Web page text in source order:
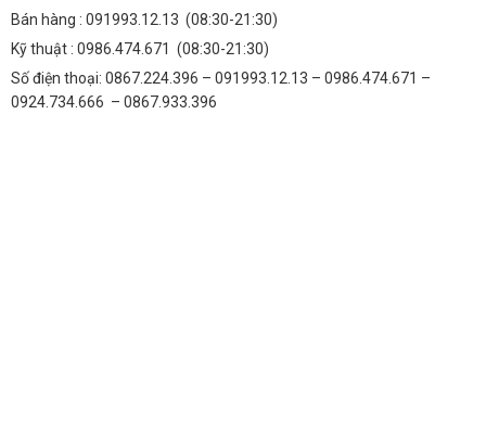
Bán hàng : 091993.12.13 (08:30-21:30)
Kỹ thuật : 0986.474.671 (08:30-21:30)
Số điện thoại: 0867.224.396 – 091993.12.13 – 0986.474.671 –
0924.734.666 – 0867.933.396